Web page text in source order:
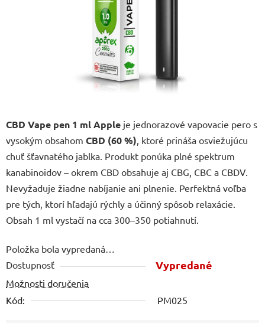
CBD Vape pen 1 ml Apple je jednorazové vapovacie pero s
vysokým obsahom CBD (60 %) , ktoré prináša osviežujúcu
chuť šťavnatého jablka. Produkt ponúka plné spektrum
kanabinoidov – okrem CBD obsahuje aj CBG, CBC a CBDV.
Nevyžaduje žiadne nabíjanie ani plnenie. Perfektná voľba
pre tých, ktorí hľadajú rýchly a účinný spôsob relaxácie.
Obsah 1 ml vystačí na cca 300–350 potiahnutí.
Položka bola vypredaná…
Dostupnosť
Vypredané
Možnosti doručenia
Kód:
PM025